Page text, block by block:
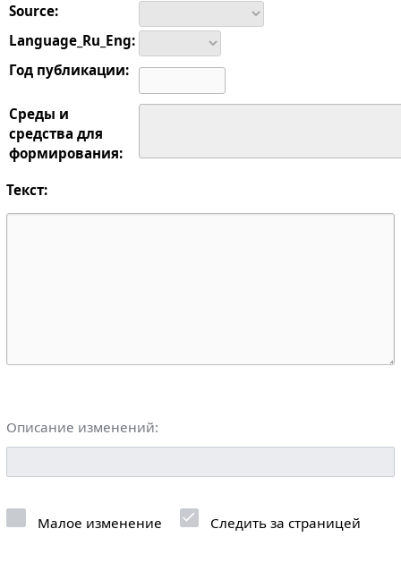
Source:
Language_Ru_Eng:
Год публикации:
Среды и
средства для
формирования:
Текст:
Описание изменений:
Малое изменение Следить за страницей